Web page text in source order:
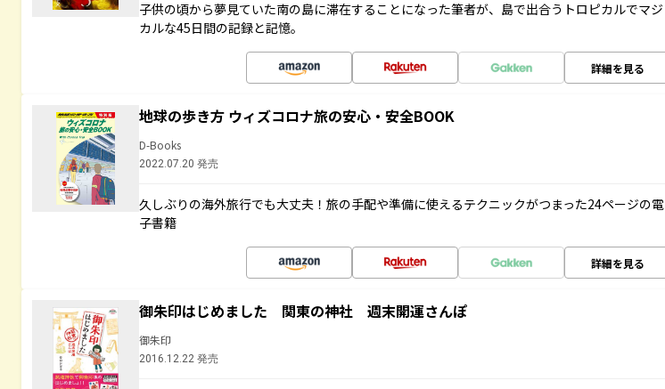
子供の頃から夢見ていた南の島に滞在することになった筆者が、島で出合うトロピカルでマジ
カルな45日間の記録と記憶。
詳細を見る
地球の歩き方 ウィズコロナ旅の安心・安全BOOK
D-Books
2022.07.20 発売
久しぶりの海外旅行でも大丈夫！旅の手配や準備に使えるテクニックがつまった24ページの電
子書籍
詳細を見る
御朱印はじめました 関東の神社 週末開運さんぽ
御朱印
2016.12.22 発売